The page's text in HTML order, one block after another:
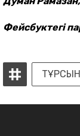
Фейсбуктегі